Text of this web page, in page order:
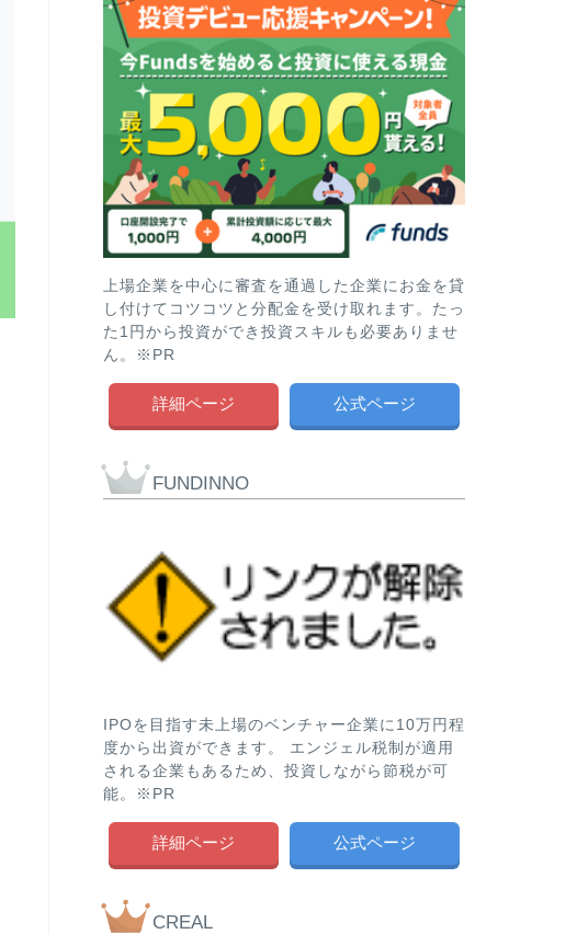
上場企業を中心に審査を通過した企業にお金を貸
し付けてコツコツと分配金を受け取れます。たっ
た1円から投資ができ投資スキルも必要ありませ
ん。※PR
詳細ページ 公式ページ
FUNDINNO
IPOを目指す未上場のベンチャー企業に10万円程
度から出資ができます。 エンジェル税制が適用
される企業もあるため、投資しながら節税が可
能。※PR
詳細ページ 公式ページ
CREAL